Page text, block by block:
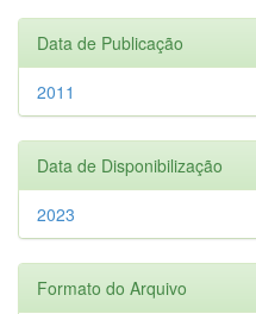
Data de Publicação
2011
Data de Disponibilização
2023
Formato do Arquivo